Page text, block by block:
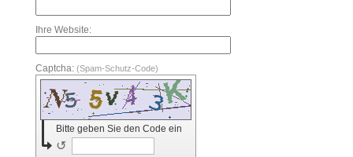
Ihre Website:
Captcha: (Spam-Schutz-Code)
Bitte geben Sie den Code ein
↺